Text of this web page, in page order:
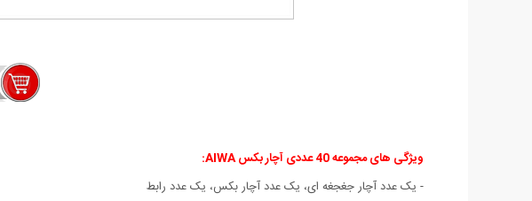
ویژگی های مجموعه 40 عددی آچار بکس AIWA:
- یک عدد آچار جغجغه ای، یک عدد آچار بکس، یک عدد رابط